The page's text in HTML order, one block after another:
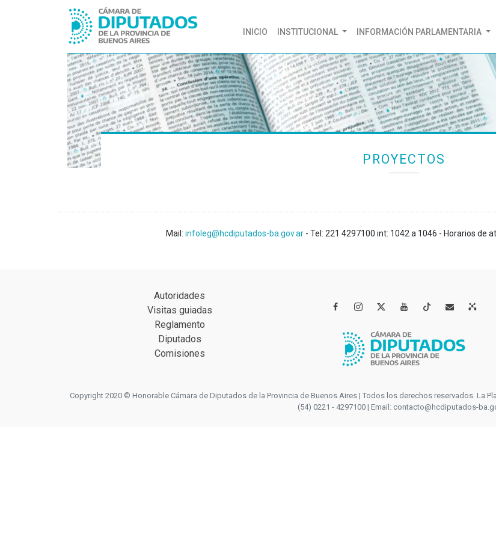
INICIO (CURRENT)
INSTITUCIONAL INFORMACIÓN PARLAMENTARIA
PROYECTOS
Mail: infoleg@hcdiputados-ba.gov.ar - Tel: 221 4297100 int: 1042 a 1046 - Horarios de
Autoridades
Visitas guiadas
Reglamento
Diputados
Comisiones
   
Copyright 2020 © Honorable Cámara de Diputados de la Provincia de Buenos Aires | Todos los derechos reservados. La
(54) 0221 - 4297100 | Email: contacto@hcdiputados-